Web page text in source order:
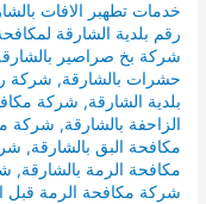
خدمات تطهبر الافات
رقم بلدية الشارقة
شركة بخ صراصير
حشرات بالشارقة, شركة
بلدية الشارقة, شركة
الزاحفة بالشارقة, شركة
مكافحة البق بالشارقة,
مكافحة الرمة بالشارقة,
شركة مكافحة الرمة قبل